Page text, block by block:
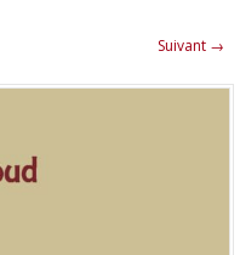
Suivant →